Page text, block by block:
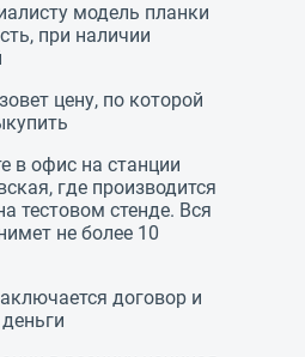
модель планки
при наличии
цену, по которой
в офис на станции
где производится
тестовом стенде. Вся
не более 10
договор и